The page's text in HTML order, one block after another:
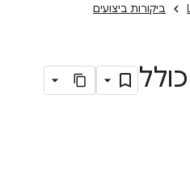
ביקורות ביצועים